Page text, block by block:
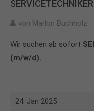
von Marlon Buchholz
Wir suchen ab sofort
(m/w/d).
24. Jan 2025